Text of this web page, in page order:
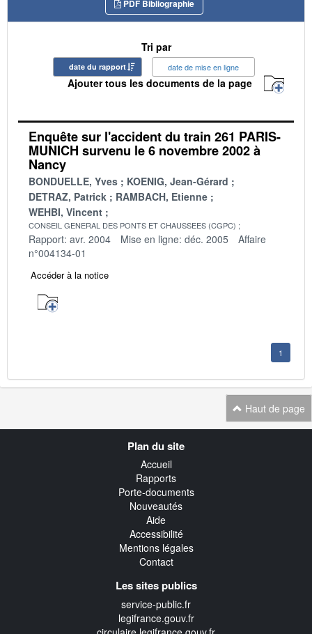
PDF Bibliographie
Tri par
date du rapport date de mise en ligne
Ajouter tous les documents de la page
Enquête sur l'accident du train 261 PARIS-
MUNICH survenu le 6 novembre 2002 à
Nancy
BONDUELLE, Yves
KOENIG, Jean-Gérard
DETRAZ, Patrick
RAMBACH, Etienne
WEHBI, Vincent
CONSEIL GENERAL DES PONTS ET CHAUSSEES (CGPC)
Rapport: avr. 2004 Mise en ligne: déc. 2005
Affaire
n°004134-01
Accéder à la notice
1
Haut de page
Plan du site
Accueil
Rapports
Porte-documents
Nouveautés
Aide
Accessibilité
Mentions légales
Contact
Les sites publics
service-public.fr
legifrance.gouv.fr